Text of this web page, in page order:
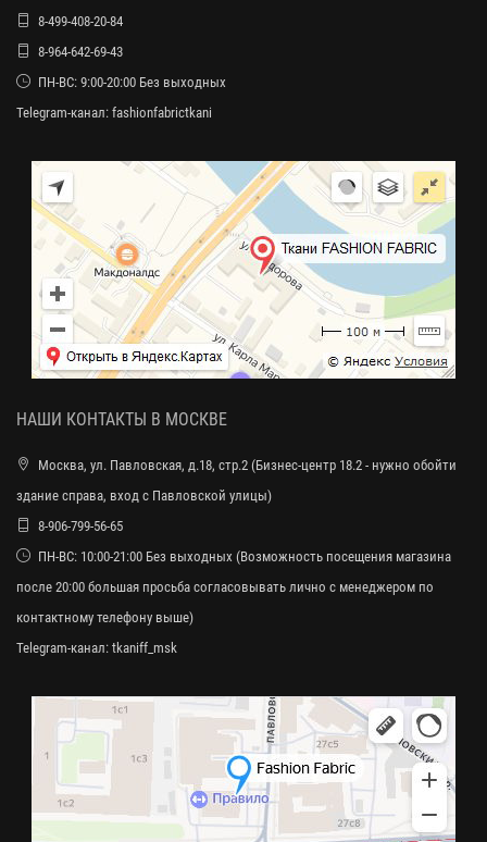
8-499-408-20-84
8-964-642-69-43
ПН-ВС: 9:00-20:00 Без выходных
Telegram-канал: fashionfabrictkani
НАШИ КОНТАКТЫ В МОСКВЕ
Москва, ул. Павловская, д.18, стр.2 (Бизнес-центр 18.2 - нужно обойти
здание справа, вход с Павловской улицы)
8-906-799-56-65
ПН-ВС: 10:00-21:00 Без выходных (Возможность посещения магазина
после 20:00 большая просьба согласовывать лично с менеджером по
контактному телефону выше)
Telegram-канал: tkaniff_msk